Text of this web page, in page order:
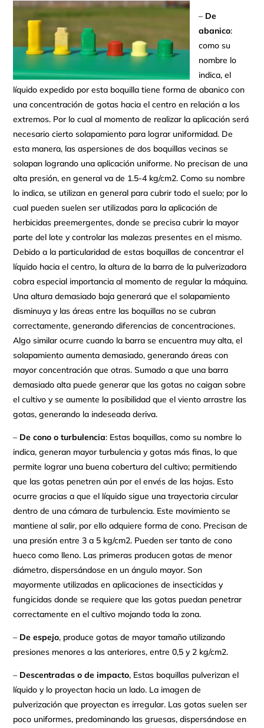
– De
abanico:
como su
nombre lo
indica, el
líquido expedido por esta boquilla tiene forma de abanico con
una concentración de gotas hacia el centro en relación a los
extremos. Por lo cual al momento de realizar la aplicación será
necesario cierto solapamiento para lograr uniformidad. De
esta manera, las aspersiones de dos boquillas vecinas se
solapan logrando una aplicación uniforme. No precisan de una
alta presión, en general va de 1.5-4 kg/cm2. Como su nombre
lo indica, se utilizan en general para cubrir todo el suelo; por lo
cual pueden suelen ser utilizadas para la aplicación de
herbicidas preemergentes, donde se precisa cubrir la mayor
parte del lote y controlar las malezas presentes en el mismo.
Debido a la particularidad de estas boquillas de concentrar el
líquido hacia el centro, la altura de la barra de la pulverizadora
cobra especial importancia al momento de regular la máquina.
Una altura demasiado baja generará que el solapamiento
disminuya y las áreas entre las boquillas no se cubran
correctamente, generando diferencias de concentraciones.
Algo similar ocurre cuando la barra se encuentra muy alta, el
solapamiento aumenta demasiado, generando áreas con
mayor concentración que otras. Sumado a que una barra
demasiado alta puede generar que las gotas no caigan sobre
el cultivo y se aumente la posibilidad que el viento arrastre las
gotas, generando la indeseada deriva.
– De cono o turbulencia: Estas boquillas, como su nombre lo
indica, generan mayor turbulencia y gotas más finas, lo que
permite lograr una buena cobertura del cultivo; permitiendo
que las gotas penetren aún por el envés de las hojas. Esto
ocurre gracias a que el líquido sigue una trayectoria circular
dentro de una cámara de turbulencia. Este movimiento se
mantiene al salir, por ello adquiere forma de cono. Precisan de
una presión entre 3 a 5 kg/cm2. Pueden ser tanto de cono
hueco como lleno. Las primeras producen gotas de menor
diámetro, dispersándose en un ángulo mayor. Son
mayormente utilizadas en aplicaciones de insecticidas y
fungicidas donde se requiere que las gotas puedan penetrar
correctamente en el cultivo mojando toda la zona.
– De espejo, produce gotas de mayor tamaño utilizando
presiones menores a las anteriores, entre 0,5 y 2 kg/cm2.
– Descentradas o de impacto, Estas boquillas pulverizan el
líquido y lo proyectan hacia un lado. La imagen de
pulverización que proyectan es irregular. Las gotas suelen ser
poco uniformes, predominando las gruesas, dispersándose en